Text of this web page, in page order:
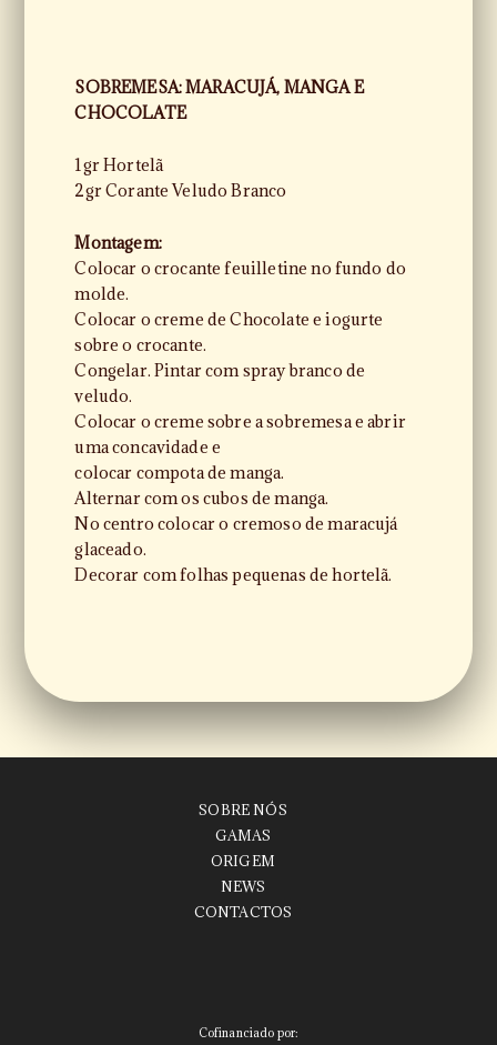
SOBREMESA: MARACUJÁ, MANGA E
CHOCOLATE
1gr Hortelã
2gr Corante Veludo Branco
Montagem:
Colocar o crocante feuilletine no fundo do
molde.
Colocar o creme de Chocolate e iogurte
sobre o crocante.
Congelar. Pintar com spray branco de
veludo.
Colocar o creme sobre a sobremesa e abrir
uma concavidade e
colocar compota de manga.
Alternar com os cubos de manga.
No centro colocar o cremoso de maracujá
glaceado.
Decorar com folhas pequenas de hortelã.
SOBRE NÓS
GAMAS
ORIGEM
NEWS
CONTACTOS
Cofinanciado por: